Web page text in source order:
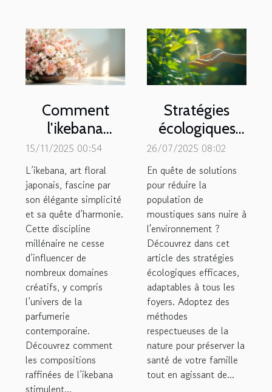
Comment
l'ikebana
inspire-t-il les
nouvelles
créations de
parfums ?
15/11/2025 00:54
L’ikebana, art floral
japonais, fascine par
son élégante simplicité
et sa quête d’harmonie.
Cette discipline
millénaire ne cesse
d’influencer de
nombreux domaines
créatifs, y compris
l’univers de la
parfumerie
contemporaine.
Découvrez comment
les compositions
raffinées de l’ikebana
stimulent...
Stratégies
écologiques
pour contrôler
la population
de moustiques
chez soi
26/07/2025 08:02
En quête de solutions
pour réduire la
population de
moustiques sans nuire à
l'environnement ?
Découvrez dans cet
article des stratégies
écologiques efficaces,
adaptables à tous les
foyers. Adoptez des
méthodes
respectueuses de la
nature pour préserver la
santé de votre famille
tout en agissant de...